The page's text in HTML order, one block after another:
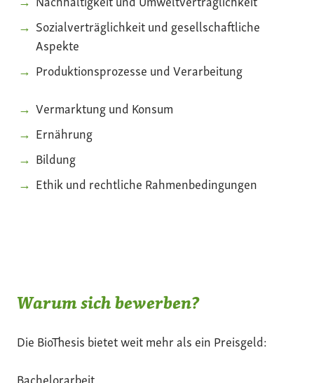
Sozialverträglichkeit und gesellschaftliche
Aspekte
Produktionsprozesse und Verarbeitung
Vermarktung und Konsum
Ernährung
Bildung
Ethik und rechtliche Rahmenbedingungen
Warum sich bewerben?
Die BioThesis bietet weit mehr als ein Preisgeld:
Bachelorarbeit